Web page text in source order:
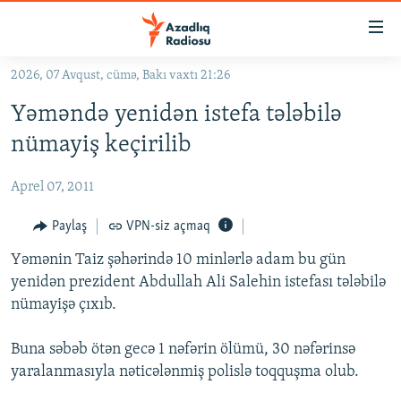
Əsas
qayıt
Əsas
naviqasiyaya
qayıt
KORRUPSIOMETR
#ƏSLINDƏ
FƏRQƏ BAX
QANUNI DOĞRU
ARAŞDIRMA
VIDEO
RADIO ARXIV
HAQQIMIZDA
2026, 07 Avqust, cümə, Bakı vaxtı 21:26
Yəməndə yenidən istefa tələbilə
nümayiş keçirilib
Aprel 07, 2011
Paylaş VPN-siz açmaq
Yəmənin Taiz şəhərində 10 minlərlə adam bu gün
yenidən prezident Abdullah Ali Salehin istefası tələbilə
nümayişə çıxıb.
Buna səbəb ötən gecə 1 nəfərin ölümü, 30 nəfərinsə
yaralanmasıyla nəticələnmiş polislə toqquşma olub.